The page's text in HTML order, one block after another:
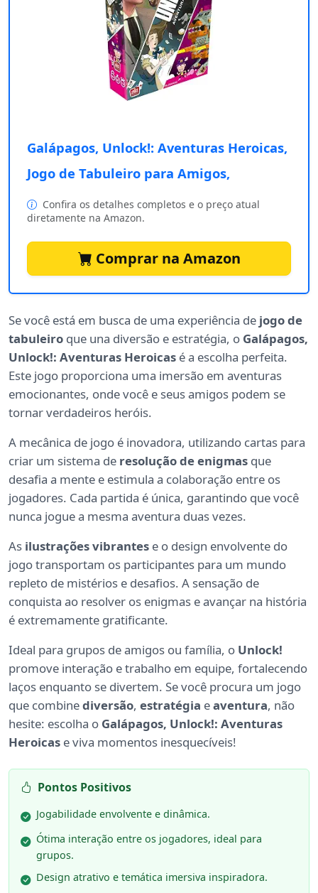
Galápagos, Unlock!: Aventuras Heroicas,
Jogo de Tabuleiro para Amigos,
Confira os detalhes completos e o preço atual
diretamente na Amazon.
Comprar na Amazon
Se você está em busca de uma experiência de jogo de
tabuleiro que una diversão e estratégia, o Galápagos,
Unlock!: Aventuras Heroicas é a escolha perfeita.
Este jogo proporciona uma imersão em aventuras
emocionantes, onde você e seus amigos podem se
tornar verdadeiros heróis.
A mecânica de jogo é inovadora, utilizando cartas para
criar um sistema de resolução de enigmas que
desafia a mente e estimula a colaboração entre os
jogadores. Cada partida é única, garantindo que você
nunca jogue a mesma aventura duas vezes.
As ilustrações vibrantes e o design envolvente do
jogo transportam os participantes para um mundo
repleto de mistérios e desafios. A sensação de
conquista ao resolver os enigmas e avançar na história
é extremamente gratificante.
Ideal para grupos de amigos ou família, o Unlock!
promove interação e trabalho em equipe, fortalecendo
laços enquanto se divertem. Se você procura um jogo
que combinediversão, estratégia eaventura, não
hesite: escolha o Galápagos, Unlock!: Aventuras
Heroicas e viva momentos inesquecíveis!
Pontos Positivos
Jogabilidade envolvente e dinâmica.
Ótima interação entre os jogadores, ideal para
grupos.
Design atrativo e temática imersiva inspiradora.